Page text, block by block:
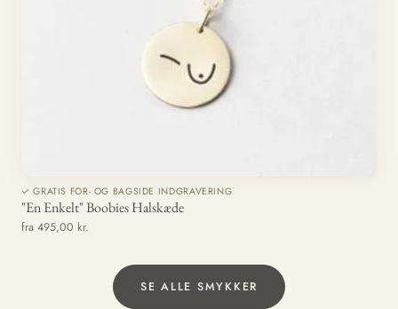
✓ GRATIS FOR- OG BAGSIDE INDGRAVERING
"En Enkelt" Boobies Halskæde
fra 495,00 kr.
SE ALLE SMYKKER